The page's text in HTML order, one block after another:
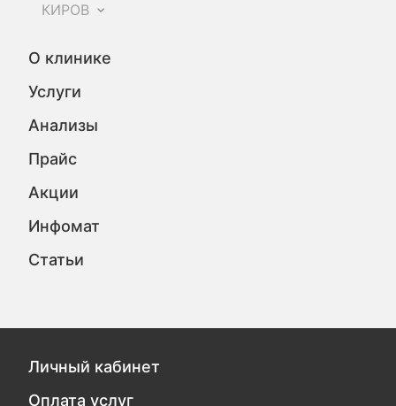
КИРОВ
О клинике
Услуги
Анализы
Прайс
Акции
Инфомат
Статьи
Личный кабинет
Оплата услуг